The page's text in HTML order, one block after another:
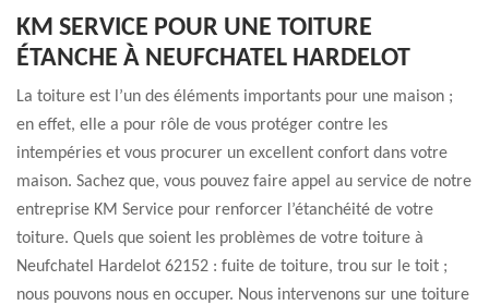
KM SERVICE POUR UNE TOITURE
ÉTANCHE À NEUFCHATEL HARDELOT
La toiture est l’un des éléments importants pour une maison ;
en effet, elle a pour rôle de vous protéger contre les
intempéries et vous procurer un excellent confort dans votre
maison. Sachez que, vous pouvez faire appel au service de notre
entreprise KM Service pour renforcer l’étanchéité de votre
toiture. Quels que soient les problèmes de votre toiture à
Neufchatel Hardelot 62152 : fuite de toiture, trou sur le toit ;
nous pouvons nous en occuper. Nous intervenons sur une toiture